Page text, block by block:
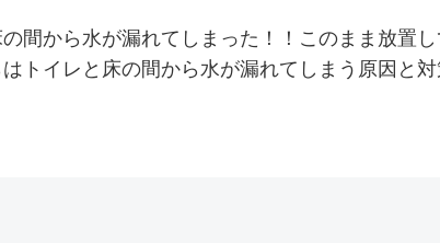
間から水が漏れてしまった！！このまま放置
トイレと床の間から水が漏れてしまう原因と対